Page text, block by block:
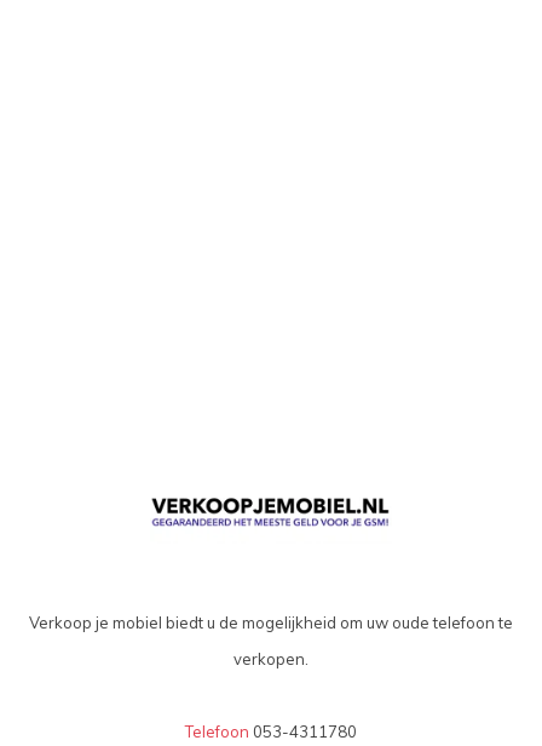
Verkoop je mobiel biedt u de mogelijkheid om uw oude telefoon te
verkopen.
Telefoon 053-4311780